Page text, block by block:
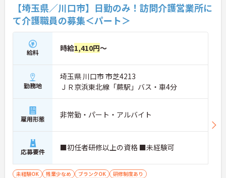
【埼玉県／川口市】日勤のみ！訪問介護営業所に
て介護職員の募集＜パート＞
給料 時給1,410円～
勤務地
埼玉県 川口市 市芝4213
ＪＲ京浜東北線「蕨駅」バス・車4分
雇用形態 非常勤・パート・アルバイト
応募要件 ■初任者研修以上の資格 ■未経験可
未経験OK 残業少なめ ブランクOK
研修制度あり